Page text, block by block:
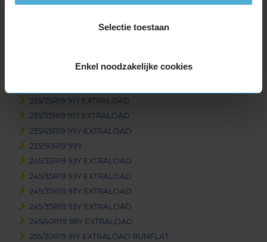
Selectie toestaan
Enkel noodzakelijke cookies
235/40R18 95Y EXTRALOAD RUNFLAT
19-inch banden
235/35R19 91Y EXTRALOAD
235/35R19 91Y EXTRALOAD
235/45R19 99Y EXTRALOAD
235/50R19 99Y
245/35R19 93Y EXTRALOAD
245/35R19 93Y EXTRALOAD
245/35R19 93Y EXTRALOAD
245/35R19 93Y EXTRALOAD
245/40R19 98Y EXTRALOAD
255/30R19 91Y EXTRALOAD RUNFLAT